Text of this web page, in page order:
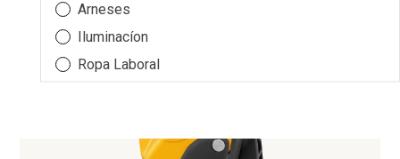
Arneses
Iluminacíon
Ropa Laboral
Top ventas